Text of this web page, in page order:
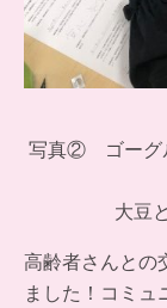
写真② ゴーグ
大豆
高齢者さんとの
ました！コミ